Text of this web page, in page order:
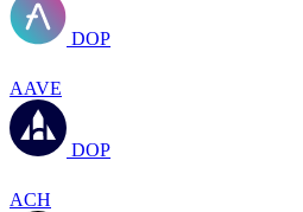
DOP
AAVE
DOP
ACH